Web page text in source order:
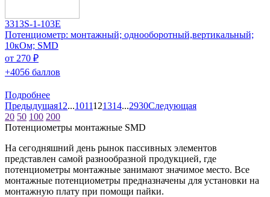
3313S-1-103E
Потенциометр: монтажный; однооборотный,вертикальный;
10кОм; SMD
от 270 ₽
+4056 баллов
Подробнее
Предыдущая1 2...1011121314...2930Следующая
20 50 100 200
Потенциометры монтажные SMD
На сегодняшний день рынок пассивных элементов
представлен самой разнообразной продукцией, где
потенциометры монтажные занимают значимое место. Все
монтажные потенциометры предназначены для установки на
монтажную плату при помощи пайки.